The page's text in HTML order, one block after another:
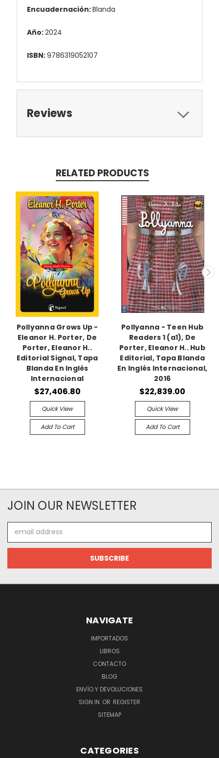
Encuadernación:Blanda
Año:2024
ISBN:9786319052107
Reviews
RELATED PRODUCTS
Pollyanna Grows Up -
Eleanor H. Porter, De
Porter, Eleanor H..
Editorial Signal, Tapa
Blanda En Inglés
Internacional
$27,406.80
Quick View
Add To Cart
Pollyanna - Teen Hub
Readers 1 (a1), De
Porter, Eleanor H.. Hub
Editorial, Tapa Blanda
En Inglés Internacional,
2016
$22,839.00
Quick View
Add To Cart
JOIN OUR NEWSLETTER
Address
NAVIGATE
IMPORTADOS
LIBROS
CONTACTO
BLOG
ENVÍO Y DEVOLUCIONES
SIGN IN OR REGISTER
SITEMAP
CATEGORIES